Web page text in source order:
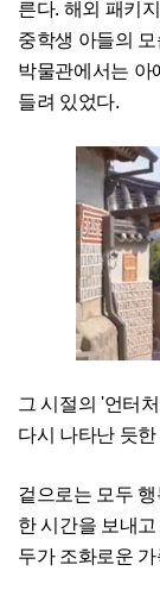
른다. 해외 패키
중학생 아들의
박물관에서는 아
들려 있었다.
그 시절의 '언터
다시 나타난 듯
겉으로는 모두
한 시간을 보내
두가 조화로운